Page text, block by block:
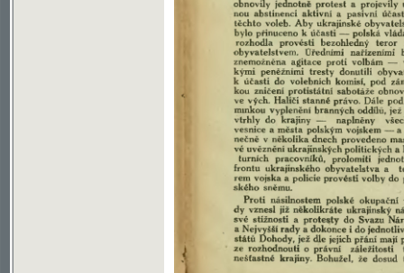
Soubor ke stažení ve formátu djvu